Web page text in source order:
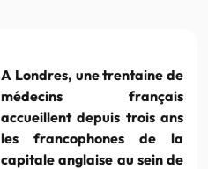
A Londres, une trentaine de
médecins français
accueillent depuis trois ans
les francophones de la
capitale anglaise au sein de